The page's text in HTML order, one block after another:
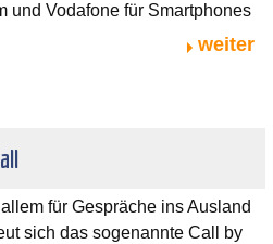
und Vodafone für Smartphones
weiter
für Gespräche ins Ausland
sich das sogenannte Call by